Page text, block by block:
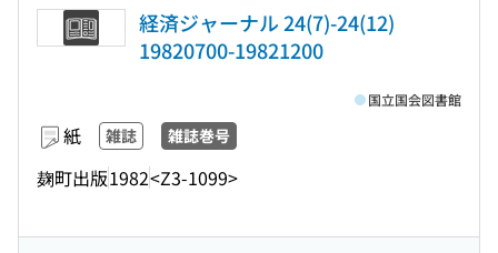
経済ジャーナル 24(7)-24(12)
19820700-19821200
紙 雑誌 雑誌巻号
麹町出版1982<Z3-1099>
国立国会図書館